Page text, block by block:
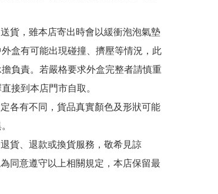
貨，雖本店寄出時會以緩衝泡泡氣墊
盒有可能出現碰撞、擠壓等情況，此
負責。若嚴格要求外盒完整者請慎重
接到本店門市自取。
各有不同，貨品真實顏色及形狀可能
貨、退款或換貨服務，敬希見諒
同意遵守以上相關規定，本店保留最